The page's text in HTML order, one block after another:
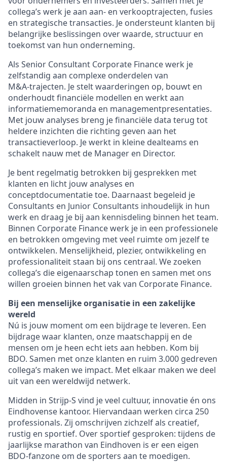
collega’s werk je aan aan‑ en verkooptrajecten, fusies
en strategische transacties. Je ondersteunt klanten bij
belangrijke beslissingen over waarde, structuur en
toekomst van hun onderneming.
Als Senior Consultant Corporate Finance werk je
zelfstandig aan complexe onderdelen van
M&A‑trajecten. Je stelt waarderingen op, bouwt en
onderhoudt financiële modellen en werkt aan
informatiememoranda en managementpresentaties.
Met jouw analyses breng je financiële data terug tot
heldere inzichten die richting geven aan het
transactieverloop. Je werkt in kleine dealteams en
schakelt nauw met de Manager en Director.
Je bent regelmatig betrokken bij gesprekken met
klanten en licht jouw analyses en
conceptdocumentatie toe. Daarnaast begeleid je
Consultants en Junior Consultants inhoudelijk in hun
werk en draag je bij aan kennisdeling binnen het team.
Binnen Corporate Finance werk je in een professionele
en betrokken omgeving met veel ruimte om jezelf te
ontwikkelen. Menselijkheid, plezier, ontwikkeling en
professionaliteit staan bij ons centraal. We zoeken
collega’s die eigenaarschap tonen en samen met ons
willen groeien binnen het vak van Corporate Finance.
Bij een menselijke organisatie in een zakelijke
wereld
Nú is jouw moment om een bijdrage te leveren. Een
bijdrage waar klanten, onze maatschappij en de
mensen om je heen echt iets aan hebben. Kom bij
BDO. Samen met onze klanten en ruim 3.000 gedreven
collega’s maken we impact. Met elkaar maken we deel
uit van een wereldwijd netwerk.
Midden in Strijp-S vind je veel cultuur, innovatie én ons
Eindhovense kantoor. Hiervandaan werken circa 250
professionals. Zij omschrijven zichzelf als creatief,
rustig en sportief. Over sportief gesproken: tijdens de
jaarlijkse marathon van Eindhoven is er een eigen
BDO-fanzone om de sporters aan te moedigen.